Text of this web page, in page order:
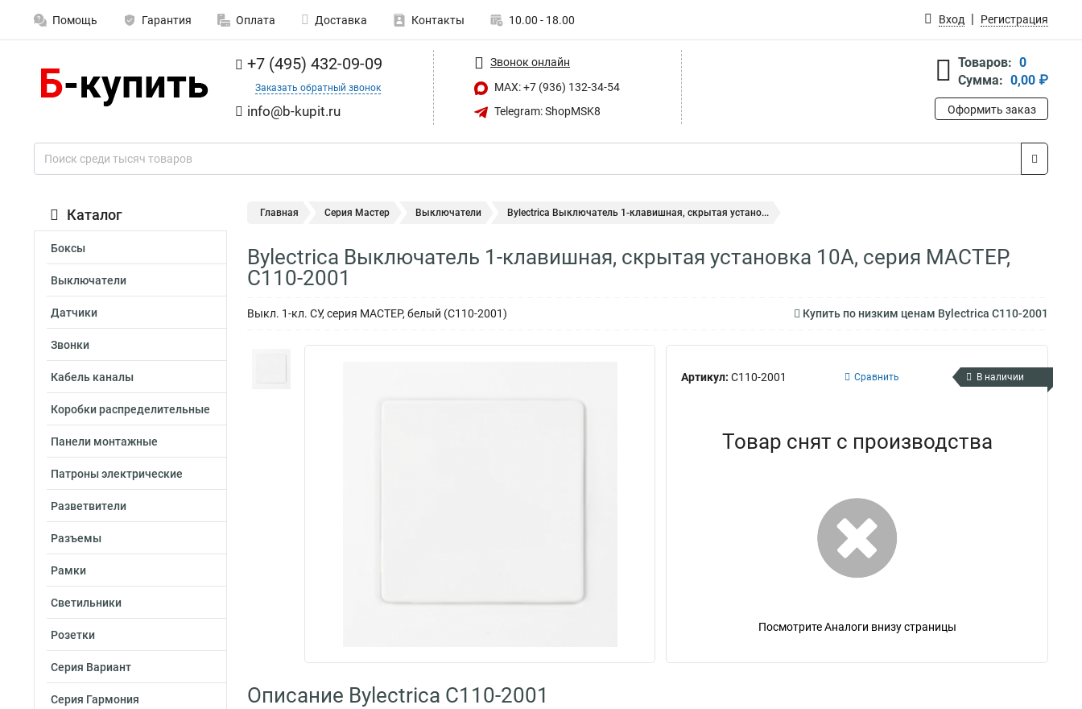
Помощь Гарантия Оплата Доставка Контакты 10.00 - 18.00 Вход Регистрация
+7 (495) 432-09-09
Заказать обратный звонок
info@b-kupit.ru
Звонок онлайн
MAX: +7 (936) 132-34-54
Telegram: ShopMSK8
Товаров: 0
Сумма: 0,00 ₽
Оформить заказ
Каталог
Боксы
Выключатели
Датчики
Звонки
Кабель каналы
Коробки распределительные
Панели монтажные
Патроны электрические
Разветвители
Разъемы
Рамки
Светильники
Розетки
Серия Вариант
Серия Гармония
Главная Серия Мастер Выключатели Bylectrica Выключатель 1-клавишная, скрытая устано...
Bylectrica Выключатель 1-клавишная, скрытая установка 10А, серия МАСТЕР,
С110-2001
Выкл. 1-кл. СУ, серия МАСТЕР, белый (С110-2001) Купить по низким ценам Bylectrica С110-2001
Артикул: С110-2001 Сравнить В наличии
Товар снят с производства
Посмотрите Аналоги внизу страницы
Описание Bylectrica С110-2001